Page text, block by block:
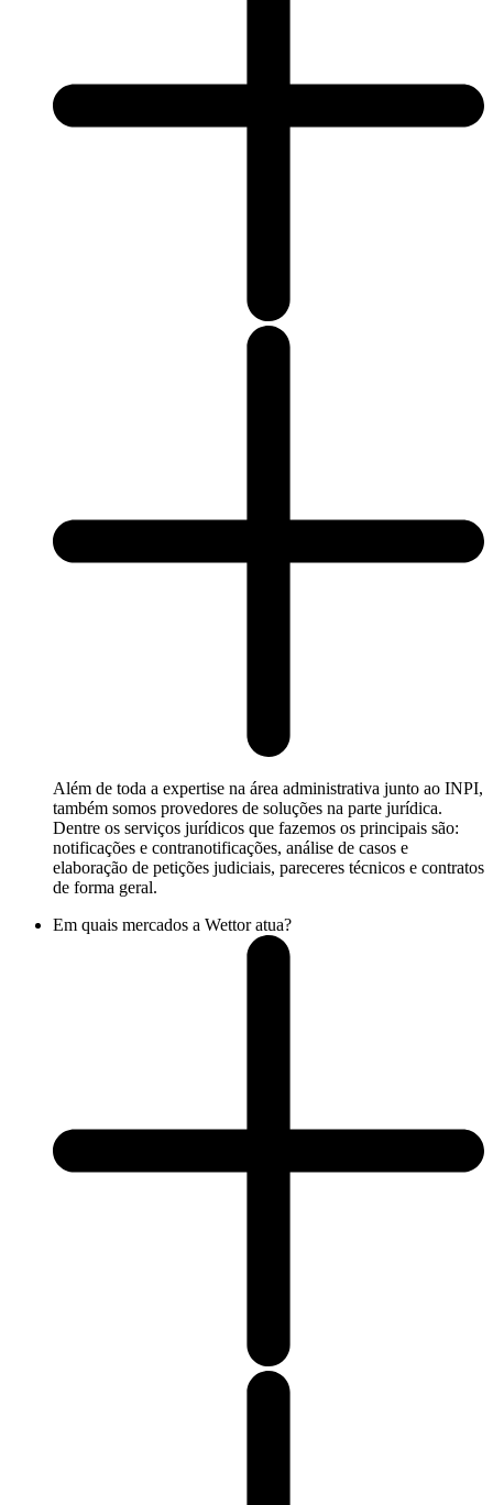
Além de toda a expertise na área administrativa junto ao INPI,
também somos provedores de soluções na parte jurídica.
Dentre os serviços jurídicos que fazemos os principais são:
notificações e contranotificações, análise de casos e
elaboração de petições judiciais, pareceres técnicos e contratos
de forma geral.
Em quais mercados a Wettor atua?